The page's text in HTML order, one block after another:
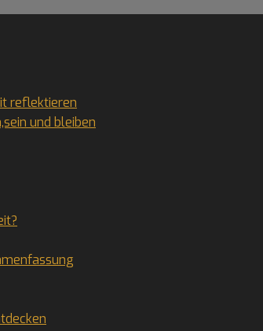
reflektieren
und bleiben